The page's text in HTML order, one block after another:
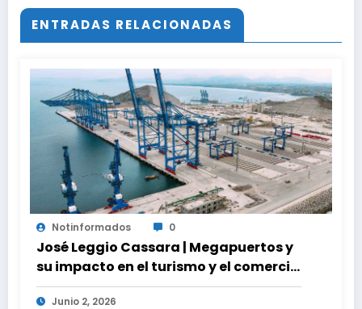
ENTRADAS RELACIONADAS
Notinformados 0
José Leggio Cassara | Megapuertos y
su impacto en el turismo y el comercio
global
Junio 2, 2026